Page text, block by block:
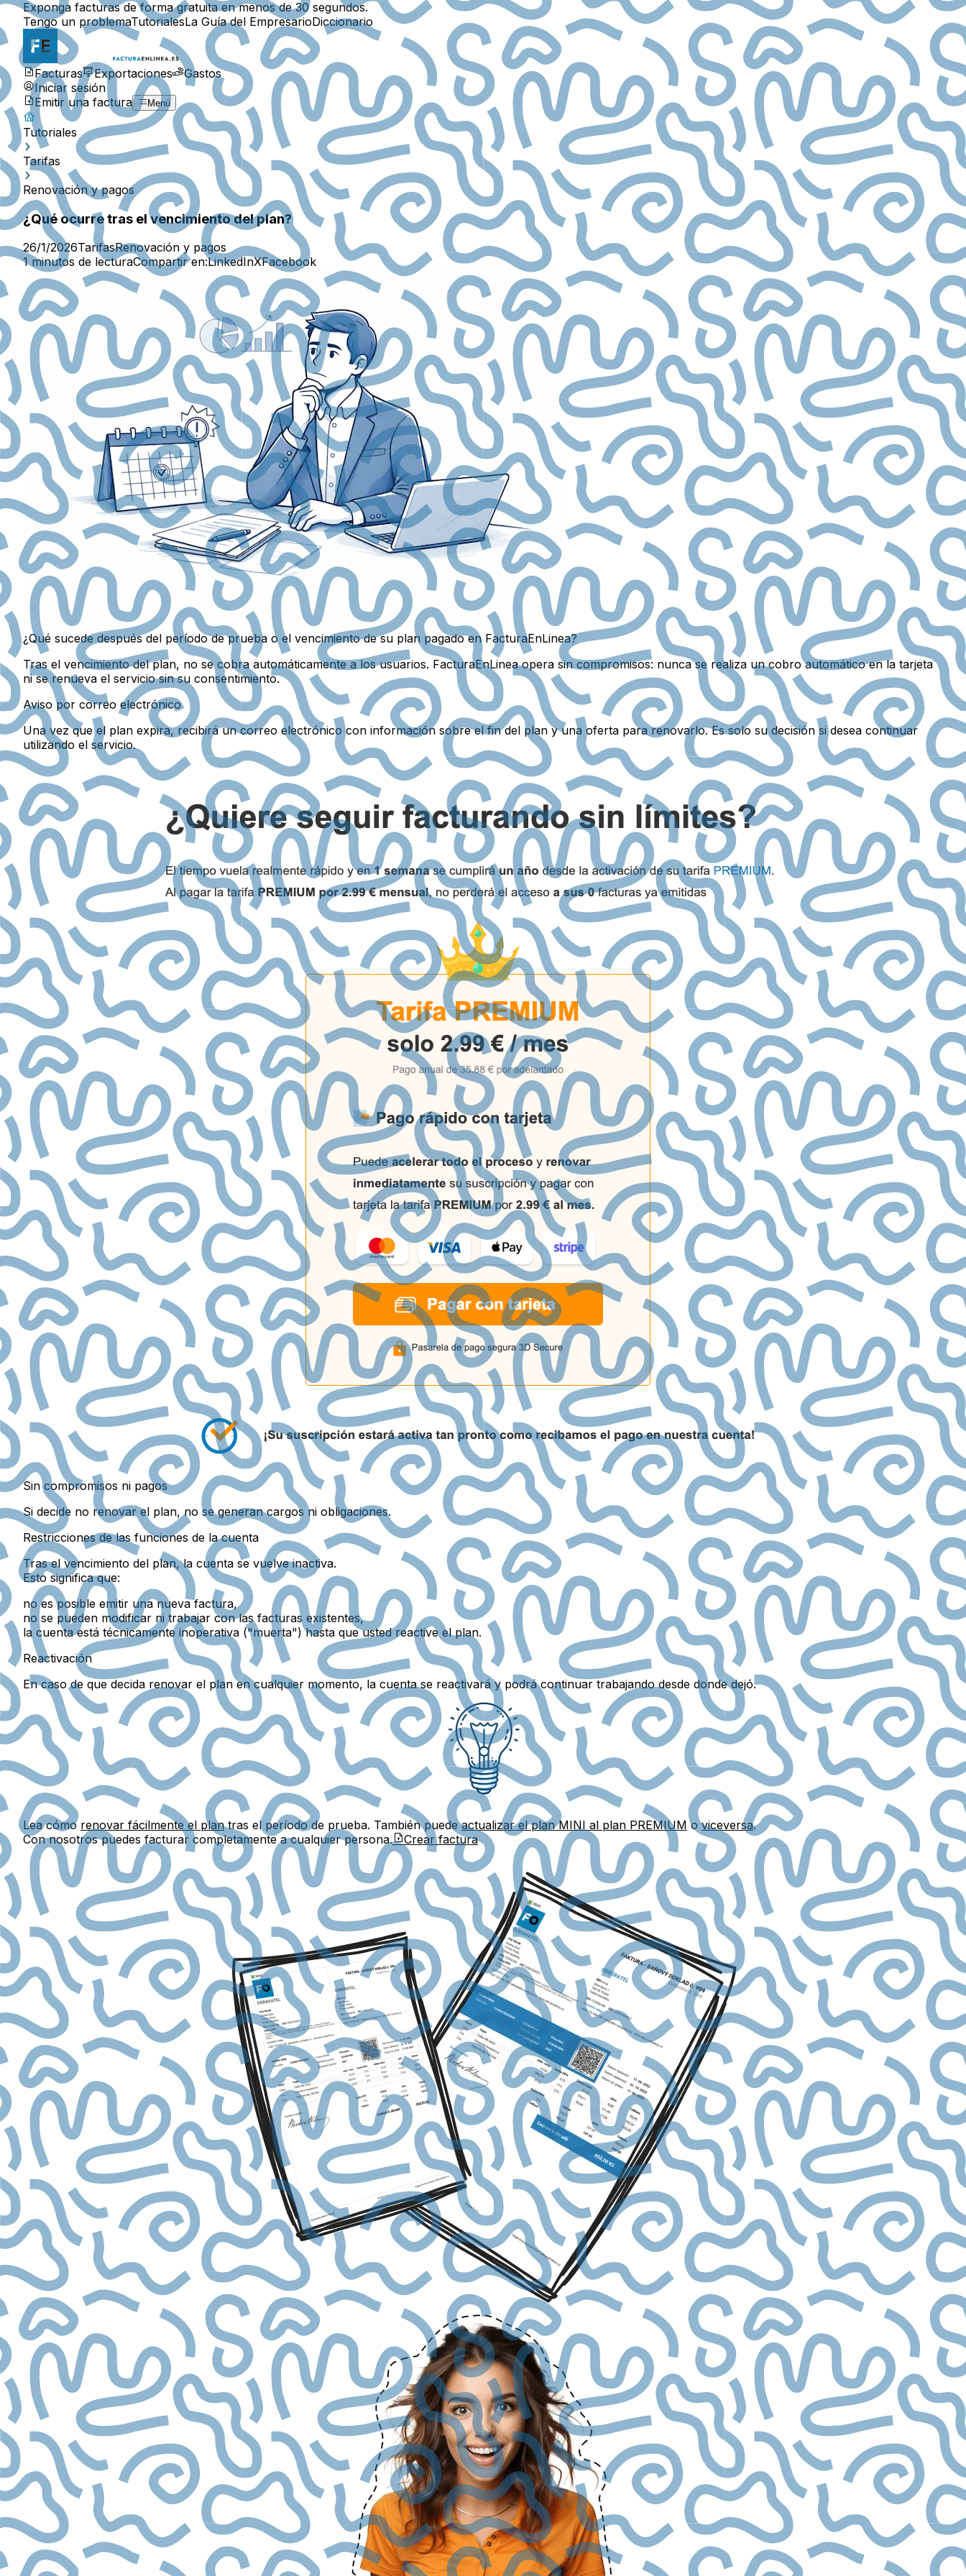
Exponga facturas de forma gratuita en menos de 30 segundos.
Tengo un problemaTutorialesLa Guía del EmpresarioDiccionario
Facturas Exportaciones
Gastos
Iniciar sesión
Emitir una factura
Menú
Tutoriales
Tarifas
Renovación y pagos
¿Qué ocurre tras el vencimiento del plan?
26/1/2026TarifasRenovación y pagos
1 minutos de lecturaCompartir en:LinkedInXFacebook
¿Qué sucede después del período de prueba o el vencimiento de su plan pagado en FacturaEnLinea?
Tras el vencimiento del plan, no se cobra automáticamente a los usuarios. FacturaEnLinea opera sin compromisos: nunca se realiza un cobro automático en la tarjeta
ni se renueva el servicio sin su consentimiento.
Aviso por correo electrónico
Una vez que el plan expira, recibirá un correo electrónico con información sobre el fin del plan y una oferta para renovarlo. Es solo su decisión si desea continuar
utilizando el servicio.
Sin compromisos ni pagos
Si decide no renovar el plan, no se generan cargos ni obligaciones.
Restricciones de las funciones de la cuenta
Tras el vencimiento del plan, la cuenta se vuelve inactiva.
Esto significa que:
no es posible emitir una nueva factura,
no se pueden modificar ni trabajar con las facturas existentes,
la cuenta está técnicamente inoperativa ("muerta") hasta que usted reactive el plan.
Reactivación
En caso de que decida renovar el plan en cualquier momento, la cuenta se reactivará y podrá continuar trabajando desde donde dejó.
Lea cómo renovar fácilmente el plantras el período de prueba. También puedeactualizar el plan MINI al plan PREMIUM oviceversa.
Con nosotros puedes facturar completamente a cualquier persona.
Crear factura